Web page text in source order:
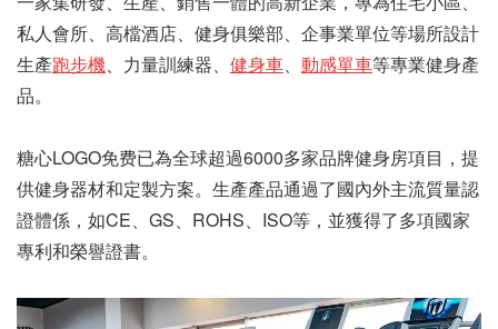
私人會所、高檔酒店、健身俱樂部、企事業單位等場所設計
生產跑步機、力量訓練器、 健身車、 動感單車等專業健身產
品。
糖心LOGO免费已為全球超過6000多家品牌健身房項目，提
供健身器材和定製方案。生產產品通過了國內外主流質量認
證體係，如CE、GS、ROHS、ISO等，並獲得了多項國家
專利和榮譽證書。